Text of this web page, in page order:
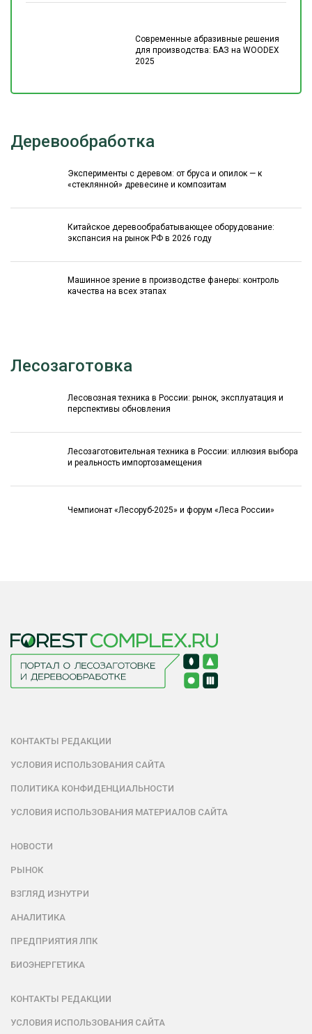
Современные абразивные решения
для производства: БАЗ на WOODEX
2025
Деревообработка
Эксперименты с деревом: от бруса и опилок — к
«стеклянной» древесине и композитам
Китайское деревообрабатывающее оборудование:
экспансия на рынок РФ в 2026 году
Машинное зрение в производстве фанеры: контроль
качества на всех этапах
Лесозаготовка
Лесовозная техника в России: рынок, эксплуатация и
перспективы обновления
Лесозаготовительная техника в России: иллюзия выбора
и реальность импортозамещения
Чемпионат «Лесоруб-2025» и форум «Леса России»
КОНТАКТЫ РЕДАКЦИИ
УСЛОВИЯ ИСПОЛЬЗОВАНИЯ САЙТА
ПОЛИТИКА КОНФИДЕНЦИАЛЬНОСТИ
УСЛОВИЯ ИСПОЛЬЗОВАНИЯ МАТЕРИАЛОВ САЙТА
НОВОСТИ
РЫНОК
ВЗГЛЯД ИЗНУТРИ
АНАЛИТИКА
ПРЕДПРИЯТИЯ ЛПК
БИОЭНЕРГЕТИКА
КОНТАКТЫ РЕДАКЦИИ
УСЛОВИЯ ИСПОЛЬЗОВАНИЯ САЙТА